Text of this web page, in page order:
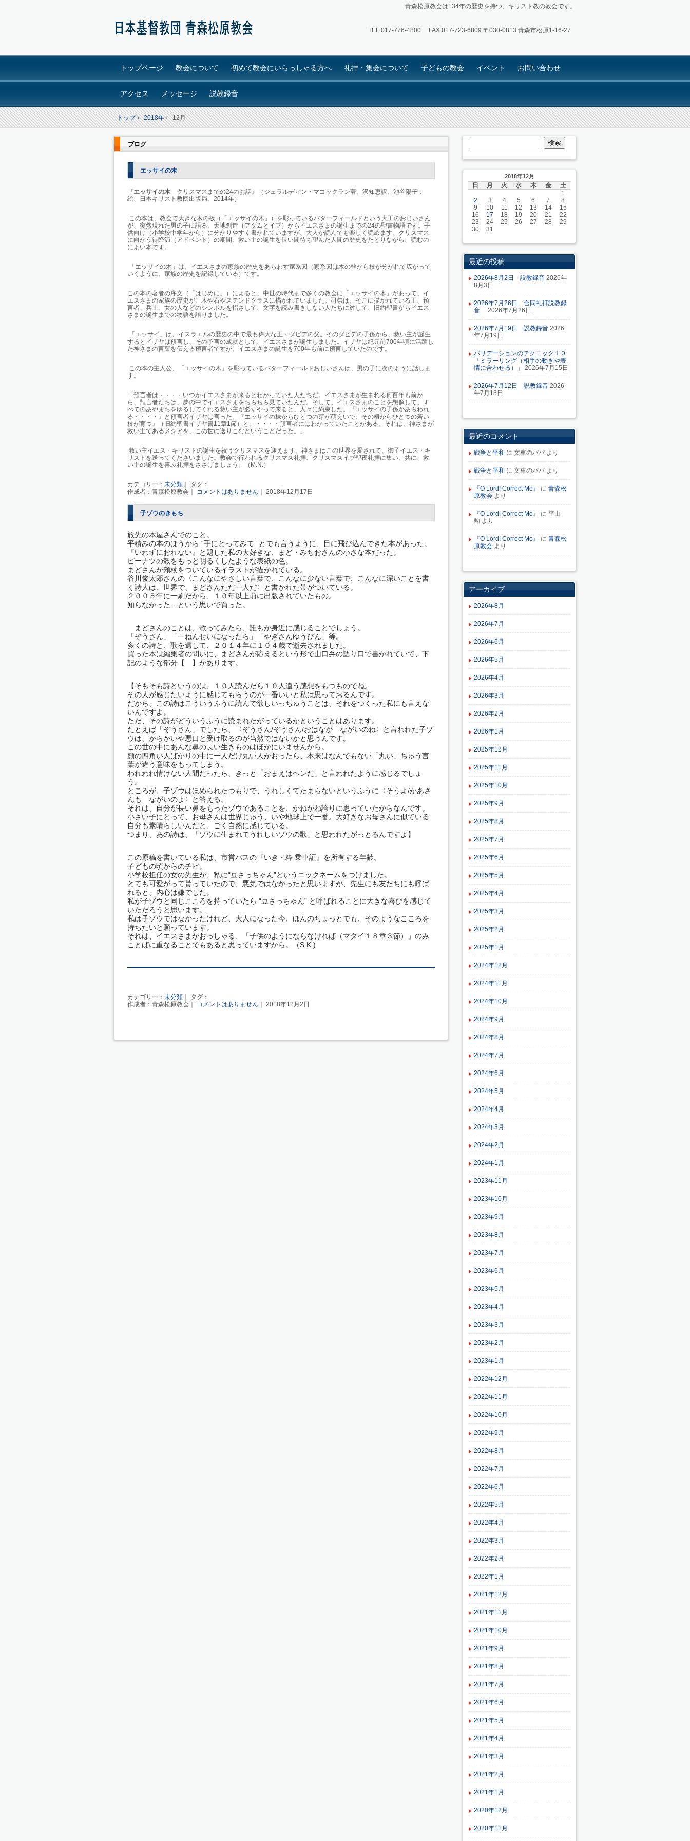
青森松原教会は134年の歴史を持つ、キリスト教の教会です。
TEL:017-776-4800 FAX:017-723-6809 〒030-0813 青森市松原1-16-27
トップページ 教会について 初めて教会にいらっしゃる方へ 礼拝・集会について 子どもの教会 イベント お問い合わせ
アクセス メッセージ 説教録音
トップ› 2018年› 12月
ブログ
エッサイの木
『エッサイの木 クリスマスまでの24のお話』
（ジェラルディン・マコックラン著、沢知恵訳、池谷陽子：
絵、日本キリスト教団出版局、 2014年）
この本は、教会で大きな木の板（「エッサイの木」）を彫っているバターフィールドという大工のおじいさん
が、突然現れた男の子に語る、天地創造（アダムとイブ）からイエスさまの誕生までの24の聖書物語です。子
供向け（小学校中学年から）に分かりやすく書かれていますが、大人が読んでも楽しく読めます。クリスマス
に向かう待降節（アドベント）の期間、救い主の誕生を長い間待ち望んだ人間の歴史をたどりながら、読むの
によい本です。
「エッサイの木」は、イエスさまの家族の歴史をあらわす家系図（家系図は木の幹から枝が分かれて広がって
いくように、家族の歴史を記録している）です。
この本の著者の序文（「はじめに」）によると、中世の時代まで多くの教会に「エッサイの木」があって、イ
エスさまの家族の歴史が、木や石やステンドグラスに描かれていました。司祭は、そこに描かれている王、預
言者、兵士、女の人などのシンボルを指さして、文字を読み書きしない人たちに対して、旧約聖書からイエス
さまの誕生までの物語を語りました。
「エッサイ」は、イスラエルの歴史の中で最も偉大な王・ダビデの父。そのダビデの子孫から、救い主が誕生
するとイザヤは預言し、その予言の成就として、イエスさまが誕生しました。イザヤは紀元前700年頃に活躍し
た神さまの言葉を伝える預言者ですが、イエスさまの誕生を700年も前に預言していたのです。
この本の主人公、「エッサイの木」を彫っているバターフィールドおじいさんは、男の子に次のように話しま
す。
「預言者は・・・・いつかイエスさまが来るとわかっていた人たちだ。イエスさまが生まれる何百年も前か
ら、預言者たちは、夢の中でイエスさまをちらちら見ていたんだ。そして、イエスさまのことを想像して、す
べてのあやまちをゆるしてくれる救い主が必ずやって来ると、人々に約束した。『エッサイの子孫があらわれ
る・・・・』と預言者イザヤは言った。『エッサイの株からひとつの芽が萌えいで、その根からひとつの若い
枝が育つ』（旧約聖書イザヤ書11章1節）と。・・・・預言者にはわかっていたことがある。それは、神さまが
救い主であるメシアを、この世に送りこむということだった。」
救い主イエス・キリストの誕生を祝うクリスマスを迎えます。神さまはこの世界を愛されて、御子イエス・キ
リストを送ってくださいました。教会で行われるクリスマス礼拝、クリスマスイブ聖夜礼拝に集い、共に、救
い主の誕生を喜ぶ礼拝をささげましょう。（ M.N.）
カテゴリー： 未分類 ｜ タグ：
作成者：青森松原教会｜ コメントはありません ｜ 2018年12月17日
子ゾウのきもち
旅先の本屋さんでのこと。
平積みの本のほうから “手にとってみて” とでも言うように、目に飛び込んできた本があった。
『いわずにおれない』と題した私の大好きな、まど・みちおさんの小さな本だった。
ピーナツの殻をもっと明るくしたような表紙の色。
まどさんが頬杖をついているイラストが描かれている。
谷川俊太郎さんの〈こんなにやさしい言葉で、こんなに少ない言葉で、こんなに深いことを書
く詩人は、世界で、まどさんただ一人だ〉と書かれた帯がついている。
２００５年に一刷だから、１０年以上前に出版されていたもの。
知らなかった…という思いで買った。
まどさんのことは、歌ってみたら、誰もが身近に感じることでしょう。
「ぞうさん」「一ねんせいになったら」「やぎさんゆうびん」等。
多くの詩と、歌を遺して、２０１４年に１０４歳で逝去されました。
買った本は編集者の問いに、まどさんが応えるという形で山口弁の語り口で書かれていて、下
記のような部分【 】があります。
【そもそも詩というのは、１０人読んだら１０人違う感想をもつものでね。
その人が感じたいように感じてもらうのが一番いいと私は思っておるんです。
だから、この詩はこういうふうに読んで欲しいっちゅうことは、それをつくった私にも言えな
いんですよ。
ただ、その詩がどういうふうに読まれたがっているかということはあります。
たとえば「ぞうさん」でしたら、〈ぞうさん/ぞうさん/おはなが ながいのね〉と言われた子ゾ
ウは、からかいや悪口と受け取るのが当然ではないかと思うんです。
この世の中にあんな鼻の長い生きものはほかにいませんから。
顔の四角い人ばかりの中に一人だけ丸い人がおったら、本来はなんでもない「丸い」ちゅう言
葉が違う意味をもってしまう。
われわれ情けない人間だったら、きっと「おまえはヘンだ」と言われたように感じるでしょ
う。
ところが、子ゾウはほめられたつもりで、うれしくてたまらないというふうに〈そうよ/かあさ
んも ながいのよ〉と答える。
それは、自分が長い鼻をもったゾウであることを、かねがね誇りに思っていたからなんです。
小さい子にとって、お母さんは世界じゅう、いや地球上で一番。大好きなお母さんに似ている
自分も素晴らしいんだと、ごく自然に感じている。
つまり、あの詩は、「ゾウに生まれてうれしいゾウの歌」と思われたがっとるんですよ】
この原稿を書いている私は、市営バスの『いき・粋 乗車証』を所有する年齢。
子どもの頃からのチビ。
小学校担任の女の先生が、私に“豆さっちゃん”というニックネームをつけました。
とても可愛がって貰っていたので、悪気ではなかったと思いますが、先生にも友だちにも呼ば
れると、内心は嫌でした。
私が子ゾウと同じこころを持っていたら “豆さっちゃん” と呼ばれることに大きな喜びを感じて
いただろうと思います。
私は子ゾウではなかったけれど、大人になった今、ほんのちょっとでも、そのようなこころを
持ちたいと願っています。
それは、イエスさまがおっしゃる、「子供のようにならなければ（マタイ１８章３節）」のみ
ことばに重なることでもあると思っていますから。（S.K.)
カテゴリー： 未分類 ｜ タグ：
作成者：青森松原教会｜ コメントはありません ｜ 2018年12月2日
2018年12月
日 月 火 水 木 金
土
1
2
3 4 5 6 7
8
9
10 11 12 13 14
15
16
17 18 19 20 21
22
23
24 25 26 27 28
29
30
31
最近の投稿
2026年8月2日 説教録音 2026年
8月3日
2026年7月26日 合同礼拝説教録
音
2026年7月26日
2026年7月19日 説教録音 2026
年7月19日
バリデーションのテクニック１０
「ミラーリング（相手の動きや表
情に合わせる）」
2026年7月15日
2026年7月12日 説教録音 2026
年7月13日
最近のコメント
戦争と平和 に 文車のパパ より
戦争と平和 に 文車のパパ より
『O Lord! Correct Me』 に 青森松
原教会 より
『O Lord! Correct Me』 に 平山
勲 より
『O Lord! Correct Me』 に 青森松
原教会 より
アーカイブ
2026年8月
2026年7月
2026年6月
2026年5月
2026年4月
2026年3月
2026年2月
2026年1月
2025年12月
2025年11月
2025年10月
2025年9月
2025年8月
2025年7月
2025年6月
2025年5月
2025年4月
2025年3月
2025年2月
2025年1月
2024年12月
2024年11月
2024年10月
2024年9月
2024年8月
2024年7月
2024年6月
2024年5月
2024年4月
2024年3月
2024年2月
2024年1月
2023年11月
2023年10月
2023年9月
2023年8月
2023年7月
2023年6月
2023年5月
2023年4月
2023年3月
2023年2月
2023年1月
2022年12月
2022年11月
2022年10月
2022年9月
2022年8月
2022年7月
2022年6月
2022年5月
2022年4月
2022年3月
2022年2月
2022年1月
2021年12月
2021年11月
2021年10月
2021年9月
2021年8月
2021年7月
2021年6月
2021年5月
2021年4月
2021年3月
2021年2月
2021年1月
2020年12月
2020年11月